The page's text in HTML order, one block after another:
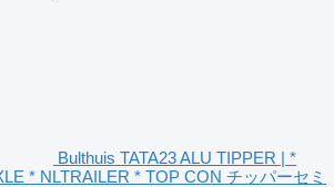
Bulthuis TATA23 ALU TIPPER | *
* NLTRAILER * TOP CON チッパーセミ